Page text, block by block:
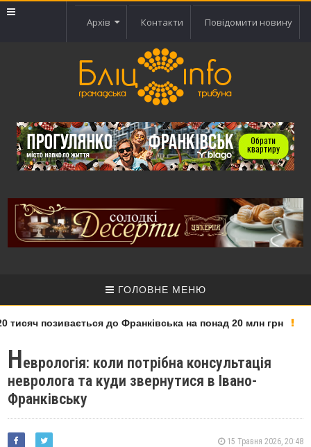
Архів Контакти Повідомити новину
ГОЛОВНЕ МЕНЮ
позивається до Франківська на понад 20 млн грн
Неврологія: коли потрібна консультація
невролога та куди звернутися в Івано-
Франківську
15 Травня 2026, 20:48